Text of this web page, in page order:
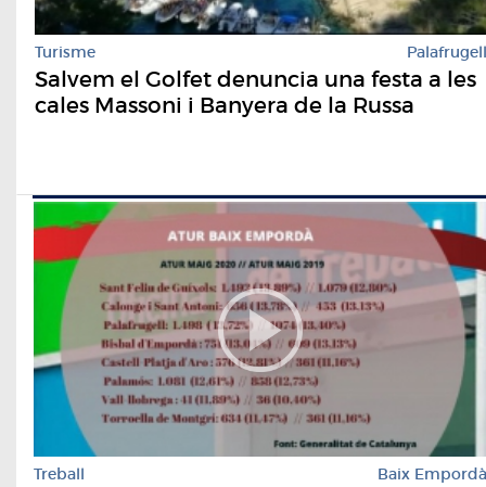
Turisme Palafrugell
Salvem el Golfet denuncia una festa a les
cales Massoni i Banyera de la Russa
Treball Baix Empordà